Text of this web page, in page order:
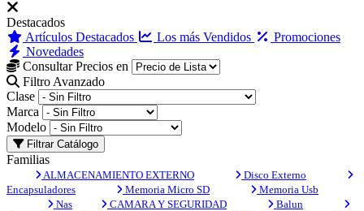
Destacados
Artículos Destacados
Los más Vendidos
Promociones
Novedades
Consultar Precios en
Filtro Avanzado
Clase
Marca
Modelo
Filtrar Catálogo
Familias
ALMACENAMIENTO EXTERNO
Disco Externo
Encapsuladores
Memoria Micro SD
Memoria Usb
Nas
CAMARA Y SEGURIDAD
Balun